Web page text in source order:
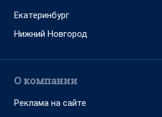
Екатеринбург
Нижний Новгород
О компании
Реклама на сайте